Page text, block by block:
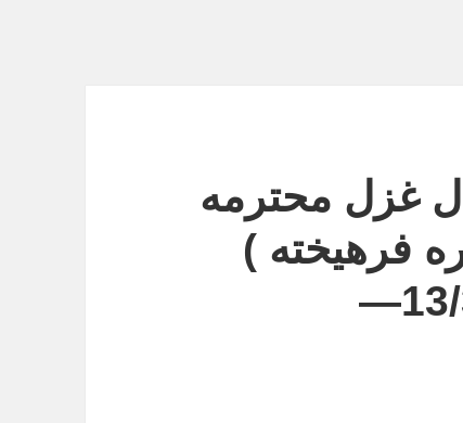
غزل محترمه
فرهیخته )